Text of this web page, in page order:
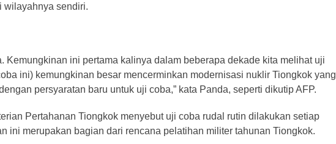
wilayahnya sendiri.
Kemungkinan ini pertama kalinya dalam beberapa dekade kita melihat uji
ini) kemungkinan besar mencerminkan modernisasi nuklir Tiongkok yang
persyaratan baru untuk uji coba,” kata Panda, seperti dikutip AFP.
Pertahanan Tiongkok menyebut uji coba rudal rutin dilakukan setiap
ini merupakan bagian dari rencana pelatihan militer tahunan Tiongkok.